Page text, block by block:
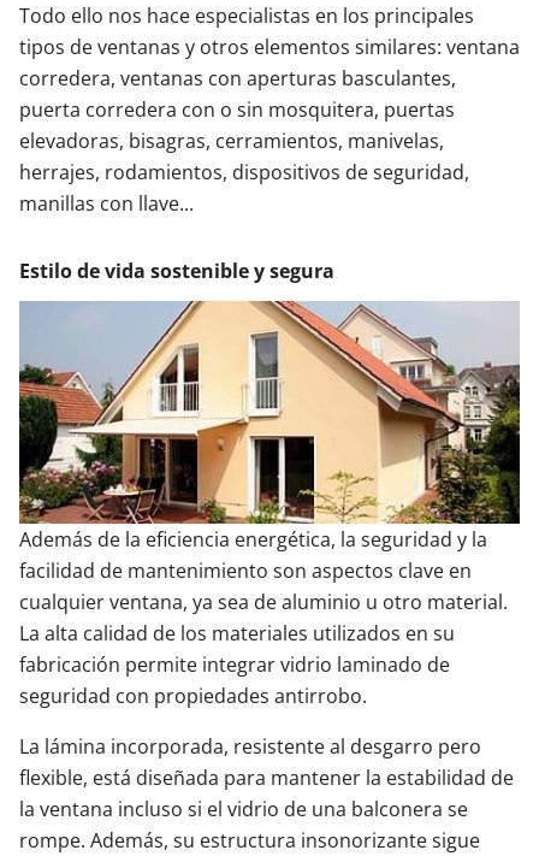
Todo ello nos hace especialistas en los principales
tipos de ventanas y otros elementos similares: ventana
corredera, ventanas con aperturas basculantes,
puerta corredera con o sin mosquitera, puertas
elevadoras, bisagras, cerramientos, manivelas,
herrajes, rodamientos, dispositivos de seguridad,
manillas con llave...
Estilo de vida sostenible y segura
Además de la eficiencia energética, la seguridad y la
facilidad de mantenimiento son aspectos clave en
cualquier ventana, ya sea de aluminio u otro material.
La alta calidad de los materiales utilizados en su
fabricación permite integrar vidrio laminado de
seguridad con propiedades antirrobo.
La lámina incorporada, resistente al desgarro pero
flexible, está diseñada para mantener la estabilidad de
la ventana incluso si el vidrio de una balconera se
rompe. Además, su estructura insonorizante sigue